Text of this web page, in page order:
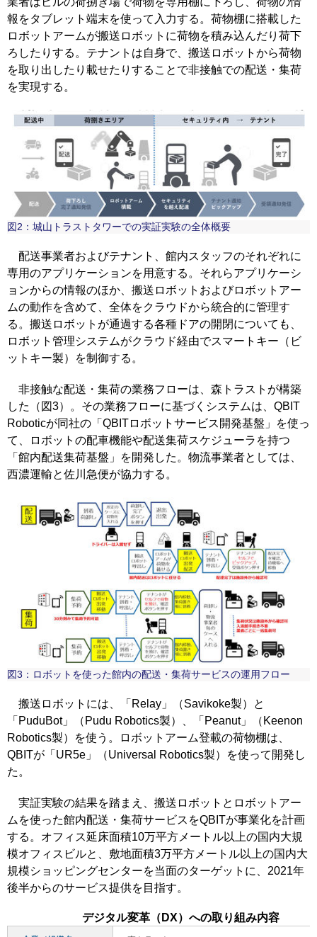
報をタブレット端末を使って入力する。荷物棚に搭載した
ロボットアームが搬送ロボットに荷物を積み込んだり荷下
ろしたりする。テナントは自身で、搬送ロボットから荷物
を取り出したり載せたりすることで非接触での配送・集荷
を実現する。
図2：城山トラストタワーでの実証実験の全体概要
配送事業者およびテナント、館内スタッフのそれぞれに
専用のアプリケーションを用意する。それらアプリケーシ
ョンからの情報のほか、搬送ロボットおよびロボットアー
ムの動作を含めて、全体をクラウドから統合的に管理す
る。搬送ロボットが通過する各種ドアの開閉についても、
ロボット管理システムがクラウド経由でスマートキー（ビ
ットキー製）を制御する。
非接触な配送・集荷の業務フローは、森トラストが構築
した（図3）。その業務フローに基づくシステムは、QBIT
Roboticが同社の「QBITロボットサービス開発基盤」を使っ
て、ロボットの配車機能や配送集荷スケジューラを持つ
「館内配送集荷基盤」を開発した。物流事業者としては、
西濃運輸と佐川急便が協力する。
図3：ロボットを使った館内の配送・集荷サービスの運用フロー
搬送ロボットには、「Relay」（Savikoke製）と
「PuduBot」（Pudu Robotics製）、「Peanut」（Keenon
Robotics製）を使う。ロボットアーム登載の荷物棚は、
QBITが「UR5e」（Universal Robotics製）を使って開発し
た。
実証実験の結果を踏まえ、搬送ロボットとロボットアー
ムを使った館内配送・集荷サービスをQBITが事業化を計画
する。オフィス延床面積10万平方メートル以上の国内大規
模オフィスビルと、敷地面積3万平方メートル以上の国内大
規模ショッピングセンターを当面のターゲットに、2021年
後半からのサービス提供を目指す。
デジタル変革（DX）への取り組み内容